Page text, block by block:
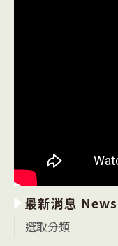
最新消息 News
選取分類